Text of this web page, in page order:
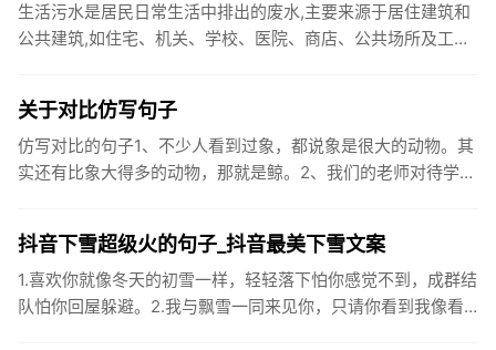
生活污水是居民日常生活中排出的废水,主要来源于居住建筑和
公共建筑,如住宅、机关、学校、医院、商店、公共场所及工业
关于对比仿写句子
仿写对比的句子1、不少人看到过象，都说象是很大的动物。其
实还有比象大得多的动物，那就是鲸。2、我们的老师对待学生
抖音下雪超级火的句子_抖音最美下雪文案
1.喜欢你就像冬天的初雪一样，轻轻落下怕你感觉不到，成群结
队怕你回屋躲避。2.我与飘雪一同来见你，只请你看到我像看